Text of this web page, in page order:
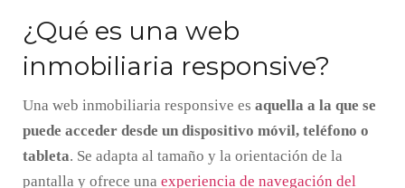
¿Qué es una web
inmobiliaria responsive?
Una web inmobiliaria responsive es aquella a la que se
puede acceder desde un dispositivo móvil, teléfono o
tableta. Se adapta al tamaño y la orientación de la
pantalla y ofrece una experiencia de navegación del